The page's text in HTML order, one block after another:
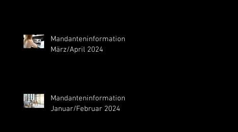
Mandanteninformation
März/April 2024
Mandanteninformation
Januar/Februar 2024